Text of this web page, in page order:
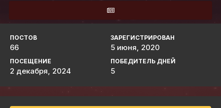
ПОСТОВ
66
ЗАРЕГИСТРИРОВАН
5 июня, 2020
ПОСЕЩЕНИЕ
2 декабря, 2024
ПОБЕДИТЕЛЬ ДНЕЙ
5